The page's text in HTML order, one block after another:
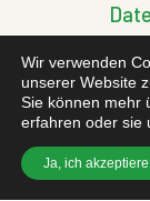
Wir verwenden
unserer Website
Sie können mehr
erfahren oder sie
Ja, ich akzeptiere